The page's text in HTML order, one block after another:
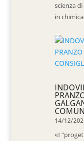
scienza
in
14/12/
«I